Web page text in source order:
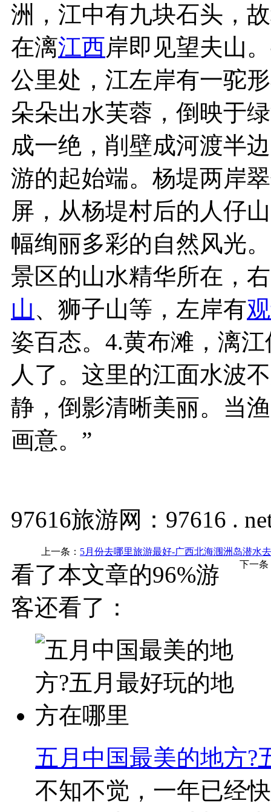
洲，江中有九块石头，
在漓江西岸即见望夫山
公里处，江左岸有一驼
朵朵出水芙蓉，倒映于
成一绝，削壁成河渡半
游的起始端。杨堤两岸
屏，从杨堤村后的人仔
幅绚丽多彩的自然风光
景区的山水精华所在，
山、狮子山等，左岸有
姿百态。4.黄布滩，漓
人了。这里的江面水波
静，倒影清晰美丽。当
画意。”
97616旅游网：97616 .
上一条： 5月份去哪里旅游最好-广西北海涠洲岛潜水
下一条
看了本文章的96%游
客还看了：
五月中国最美的地方?
不知不觉，一年已经